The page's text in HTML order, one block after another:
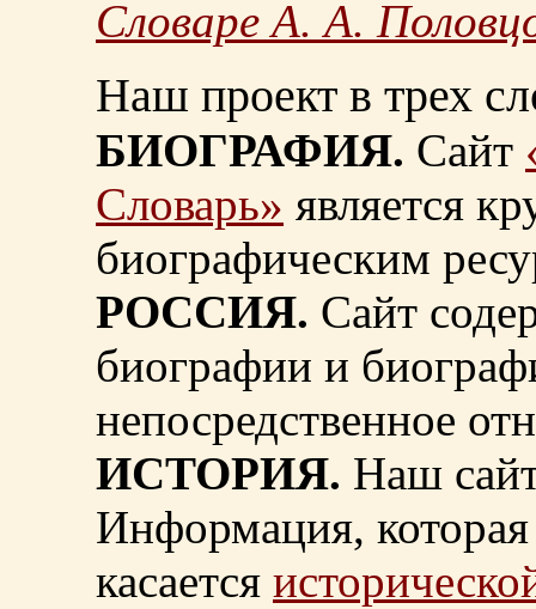
Словаре А. А.
Наш проект в трех
БИОГРАФИЯ. Сайт
Словарь» является
биографическим
РОССИЯ. Сайт
биографии и
непосредственное
ИСТОРИЯ. Наш
Информация, которая
касается